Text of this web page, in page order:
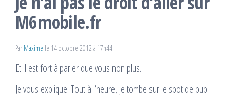
M6mobile.fr
Par Maxime le 14 octobre 2012 à 17h44
Et il est fort à parier que vous non plus.
Je vous explique. Tout à l’heure, je tombe sur le spot de pub